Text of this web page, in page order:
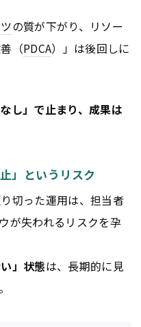
の質が下がり、リソー
（PDCA）」は後回しに
し」で止まり、成果は
」というリスク
切った運用は、担当者
が失われるリスクを孕
」状態は、長期的に見